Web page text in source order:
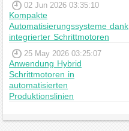
02 Jun 2026 03:35:10
Kompakte
Automatisierungssysteme dank
integrierter Schrittmotoren
25 May 2026 03:25:07
Anwendung Hybrid
Schrittmotoren in
automatisierten
Produktionslinien